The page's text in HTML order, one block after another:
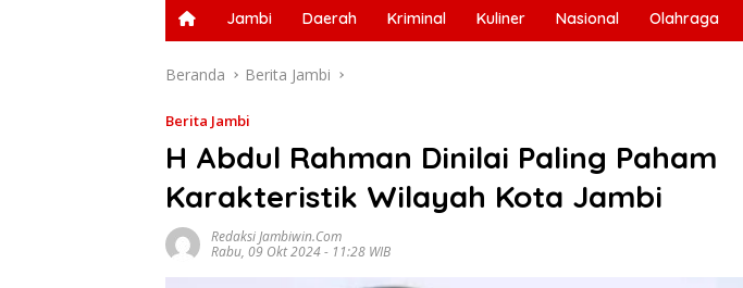
Jambi Daerah Kriminal Kuliner Nasional Olahraga
Beranda Berita Jambi
Berita Jambi
H Abdul Rahman Dinilai Paling Paham
Karakteristik Wilayah Kota Jambi
Redaksi Jambiwin.com
Rabu, 09 Okt 2024 - 11:28 WIB